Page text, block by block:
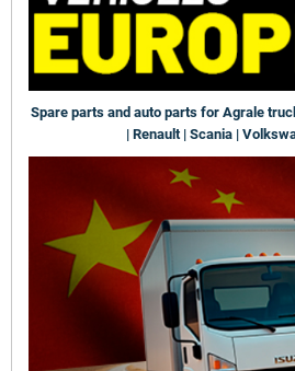
Spare parts and auto parts for Agrale
| Renault | Scania |